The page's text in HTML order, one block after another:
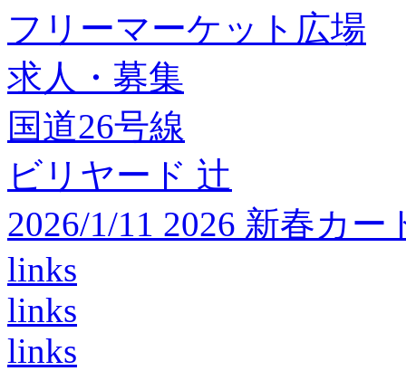
フリーマーケット広場
求人・募集
国道26号線
ビリヤード 辻
2026/1/11 2026 新春カ
links
links
links